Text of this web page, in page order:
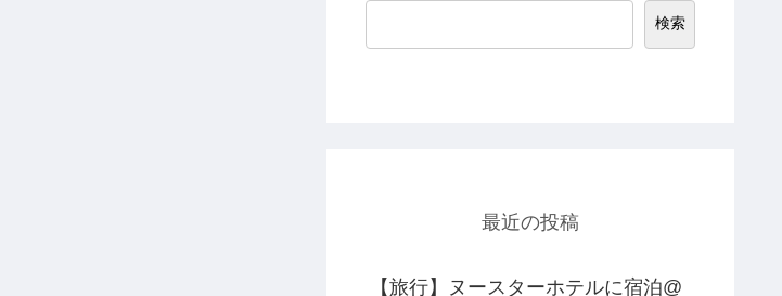
検索
最近の投稿
【旅行】ヌースターホテルに宿泊@